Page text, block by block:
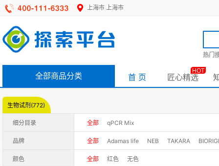
上海市 上海市
热门
全部商品分类 首 页 匠心精选
HOT
生物试剂(772)
细分目录 全部 qPCR Mix
品牌 全部 Adamas life NEB TAKARA
Cwbio/康为世纪
颜色 全部 红色 无色